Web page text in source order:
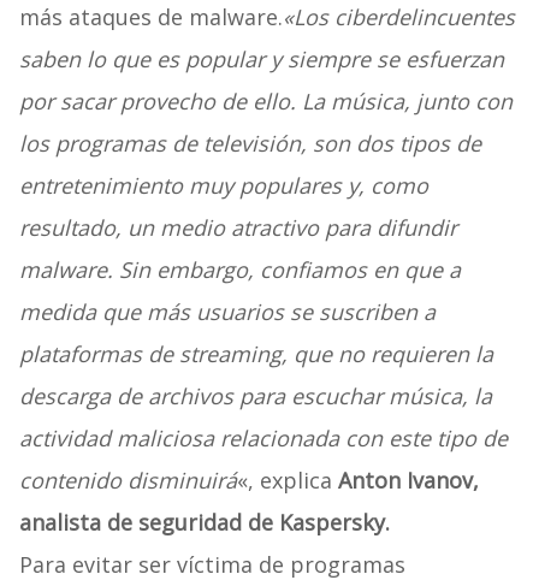
más ataques de malware.«Los ciberdelincuentes
saben lo que es popular y siempre se esfuerzan
por sacar provecho de ello. La música, junto con
los programas de televisión, son dos tipos de
entretenimiento muy populares y, como
resultado, un medio atractivo para difundir
malware. Sin embargo, confiamos en que a
medida que más usuarios se suscriben a
plataformas de streaming, que no requieren la
descarga de archivos para escuchar música, la
actividad maliciosa relacionada con este tipo de
contenido disminuirá«, explica Anton Ivanov,
analista de seguridad de Kaspersky.
Para evitar ser víctima de programas